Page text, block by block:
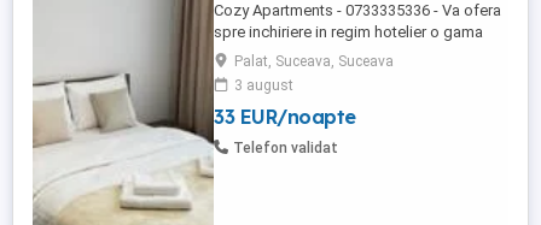
Cozy Apartments - 0733335336 - Va ofera
spre inchiriere in regim hotelier o gama
variata de apartamente si garsoniere
situate in puncte cheie ale orasului
Suceava: Bulevardul George Enescu.
Kaufland George Enescu In centrul
Orasului pe Esplanada langa McDonald's.
Palat, Suceava, Suceava
3 august
33 EUR/noapte
Telefon validat